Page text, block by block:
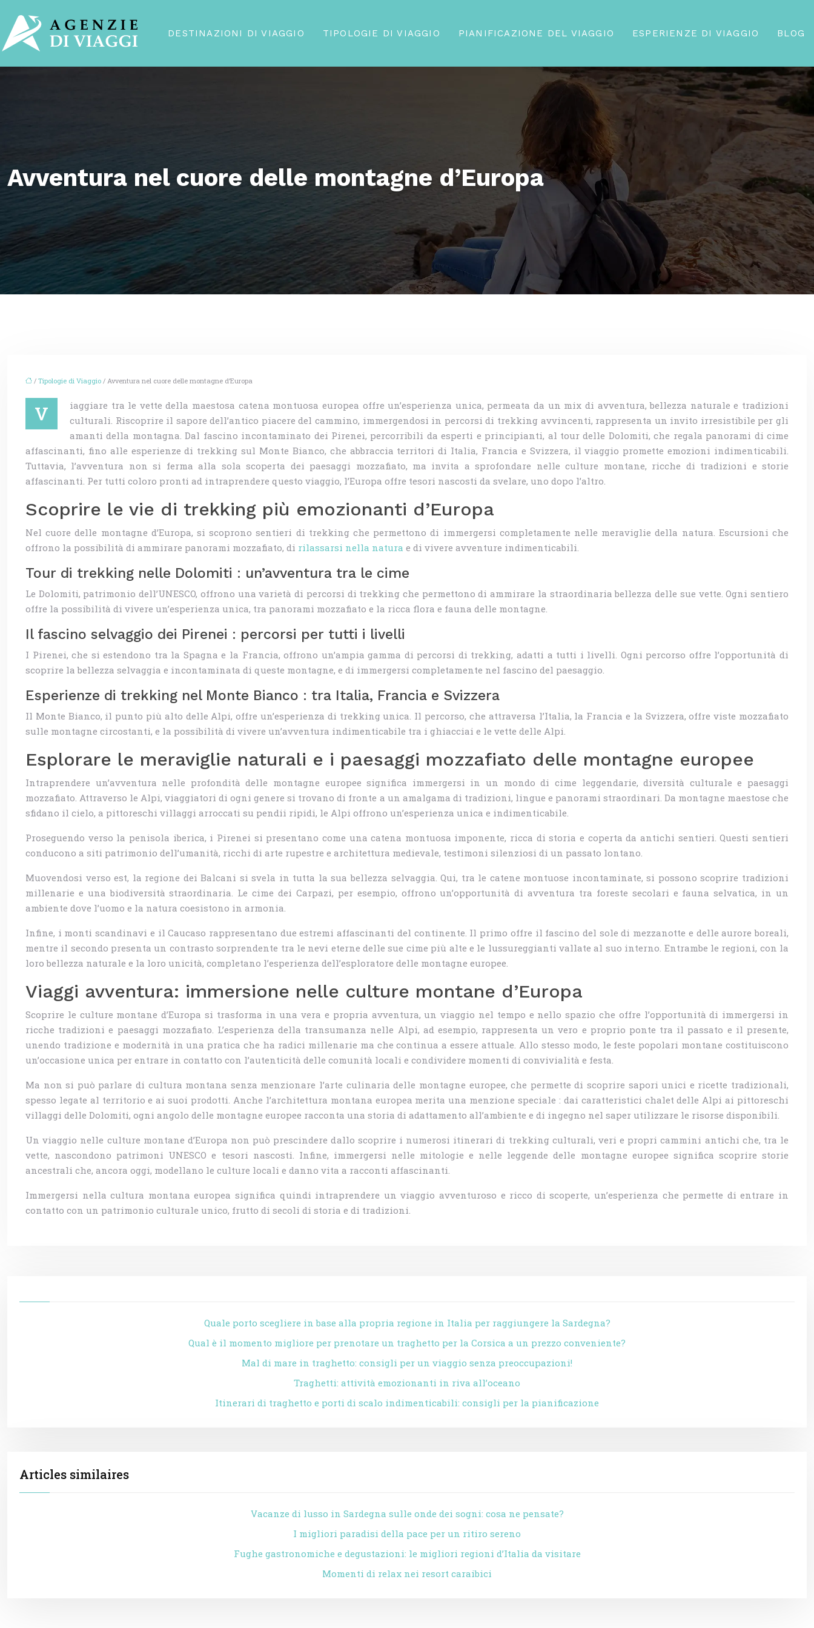
DESTINAZIONI DI VIAGGIO TIPOLOGIE DI VIAGGIO PIANIFICAZIONE DEL VIAGGIO ESPERIENZE DI VIAGGIO BLOG
Avventura nel cuore delle montagne d’Europa
/ Tipologie di Viaggio / Avventura nel cuore delle montagne d’Europa
V
iaggiare tra le vette della maestosa catena montuosa europea offre un’esperienza unica, permeata da un mix di avventura, bellezza naturale e tradizioni
culturali. Riscoprire il sapore dell’antico piacere del cammino, immergendosi in percorsi di trekking avvincenti, rappresenta un invito irresistibile per gli
amanti della montagna. Dal fascino incontaminato dei Pirenei, percorribili da esperti e principianti, al tour delle Dolomiti, che regala panorami di cime
affascinanti, fino alle esperienze di trekking sul Monte Bianco, che abbraccia territori di Italia, Francia e Svizzera, il viaggio promette emozioni indimenticabili.
Tuttavia, l’avventura non si ferma alla sola scoperta dei paesaggi mozzafiato, ma invita a sprofondare nelle culture montane, ricche di tradizioni e storie
affascinanti. Per tutti coloro pronti ad intraprendere questo viaggio, l’Europa offre tesori nascosti da svelare, uno dopo l’altro.
Scoprire le vie di trekking più emozionanti d’Europa
Nel cuore delle montagne d’Europa, si scoprono sentieri di trekking che permettono di immergersi completamente nelle meraviglie della natura. Escursioni che
offrono la possibilità di ammirare panorami mozzafiato, di rilassarsi nella natura e di vivere avventure indimenticabili.
Tour di trekking nelle Dolomiti : un’avventura tra le cime
Le Dolomiti, patrimonio dell’UNESCO, offrono una varietà di percorsi di trekking che permettono di ammirare la straordinaria bellezza delle sue vette. Ogni sentiero
offre la possibilità di vivere un’esperienza unica, tra panorami mozzafiato e la ricca flora e fauna delle montagne.
Il fascino selvaggio dei Pirenei : percorsi per tutti i livelli
I Pirenei, che si estendono tra la Spagna e la Francia, offrono un’ampia gamma di percorsi di trekking, adatti a tutti i livelli. Ogni percorso offre l’opportunità di
scoprire la bellezza selvaggia e incontaminata di queste montagne, e di immergersi completamente nel fascino del paesaggio.
Esperienze di trekking nel Monte Bianco : tra Italia, Francia e Svizzera
Il Monte Bianco, il punto più alto delle Alpi, offre un’esperienza di trekking unica. Il percorso, che attraversa l’Italia, la Francia e la Svizzera, offre viste mozzafiato
sulle montagne circostanti, e la possibilità di vivere un’avventura indimenticabile tra i ghiacciai e le vette delle Alpi.
Esplorare le meraviglie naturali e i paesaggi mozzafiato delle montagne europee
Intraprendere un’avventura nelle profondità delle montagne europee significa immergersi in un mondo di cime leggendarie, diversità culturale e paesaggi
mozzafiato. Attraverso le Alpi, viaggiatori di ogni genere si trovano di fronte a un amalgama di tradizioni, lingue e panorami straordinari. Da montagne maestose che
sfidano il cielo, a pittoreschi villaggi arroccati su pendii ripidi, le Alpi offrono un’esperienza unica e indimenticabile.
Proseguendo verso la penisola iberica, i Pirenei si presentano come una catena montuosa imponente, ricca di storia e coperta da antichi sentieri. Questi sentieri
conducono a siti patrimonio dell’umanità, ricchi di arte rupestre e architettura medievale, testimoni silenziosi di un passato lontano.
Muovendosi verso est, la regione dei Balcani si svela in tutta la sua bellezza selvaggia. Qui, tra le catene montuose incontaminate, si possono scoprire tradizioni
millenarie e una biodiversità straordinaria. Le cime dei Carpazi, per esempio, offrono un’opportunità di avventura tra foreste secolari e fauna selvatica, in un
ambiente dove l’uomo e la natura coesistono in armonia.
Infine, i monti scandinavi e il Caucaso rappresentano due estremi affascinanti del continente. Il primo offre il fascino del sole di mezzanotte e delle aurore boreali,
mentre il secondo presenta un contrasto sorprendente tra le nevi eterne delle sue cime più alte e le lussureggianti vallate al suo interno. Entrambe le regioni, con la
loro bellezza naturale e la loro unicità, completano l’esperienza dell’esploratore delle montagne europee.
Viaggi avventura: immersione nelle culture montane d’Europa
Scoprire le culture montane d’Europa si trasforma in una vera e propria avventura, un viaggio nel tempo e nello spazio che offre l’opportunità di immergersi in
ricche tradizioni e paesaggi mozzafiato. L’esperienza della transumanza nelle Alpi, ad esempio, rappresenta un vero e proprio ponte tra il passato e il presente,
unendo tradizione e modernità in una pratica che ha radici millenarie ma che continua a essere attuale. Allo stesso modo, le feste popolari montane costituiscono
un’occasione unica per entrare in contatto con l’autenticità delle comunità locali e condividere momenti di convivialità e festa.
Ma non si può parlare di cultura montana senza menzionare l’arte culinaria delle montagne europee, che permette di scoprire sapori unici e ricette tradizionali,
spesso legate al territorio e ai suoi prodotti. Anche l’architettura montana europea merita una menzione speciale : dai caratteristici chalet delle Alpi ai pittoreschi
villaggi delle Dolomiti, ogni angolo delle montagne europee racconta una storia di adattamento all’ambiente e di ingegno nel saper utilizzare le risorse disponibili.
Un viaggio nelle culture montane d’Europa non può prescindere dallo scoprire i numerosi itinerari di trekking culturali, veri e propri cammini antichi che, tra le
vette, nascondono patrimoni UNESCO e tesori nascosti. Infine, immergersi nelle mitologie e nelle leggende delle montagne europee significa scoprire storie
ancestrali che, ancora oggi, modellano le culture locali e danno vita a racconti affascinanti.
Immergersi nella cultura montana europea significa quindi intraprendere un viaggio avventuroso e ricco di scoperte, un’esperienza che permette di entrare in
contatto con un patrimonio culturale unico, frutto di secoli di storia e di tradizioni.
Quale porto scegliere in base alla propria regione in Italia per raggiungere la Sardegna?
Qual è il momento migliore per prenotare un traghetto per la Corsica a un prezzo conveniente?
Mal di mare in traghetto: consigli per un viaggio senza preoccupazioni!
Traghetti: attività emozionanti in riva all’oceano
Itinerari di traghetto e porti di scalo indimenticabili: consigli per la pianificazione
Articles similaires
Vacanze di lusso in Sardegna sulle onde dei sogni: cosa ne pensate?
I migliori paradisi della pace per un ritiro sereno
Fughe gastronomiche e degustazioni: le migliori regioni d’Italia da visitare
Momenti di relax nei resort caraibici